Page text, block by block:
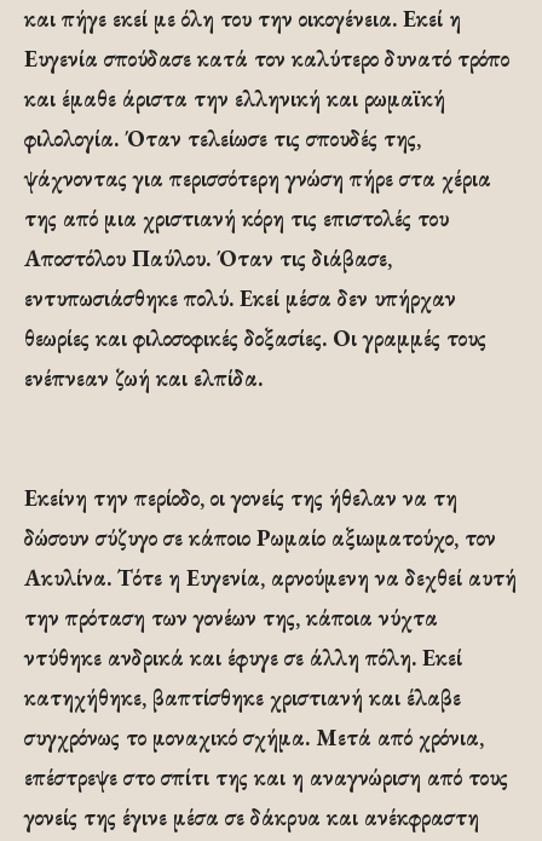
και πήγε εκεί με όλη του την οικογένεια. Εκεί η
Ευγενία σπούδασε κατά τον καλύτερο δυνατό τρόπο
και έμαθε άριστα την ελληνική και ρωμαϊκή
φιλολογία. Όταν τελείωσε τις σπουδές της,
ψάχνοντας για περισσότερη γνώση πήρε στα χέρια
της από μια χριστιανή κόρη τις επιστολές του
Αποστόλου Παύλου. Όταν τις διάβασε,
εντυπωσιάσθηκε πολύ. Εκεί μέσα δεν υπήρχαν
θεωρίες και φιλοσοφικές δοξασίες. Οι γραμμές τους
ενέπνεαν ζωή και ελπίδα.
Εκείνη την περίοδο, οι γονείς της ήθελαν να τη
δώσουν σύζυγο σε κάποιο Ρωμαίο αξιωματούχο, τον
Ακυλίνα. Τότε η Ευγενία, αρνούμενη να δεχθεί αυτή
την πρόταση των γονέων της, κάποια νύχτα
ντύθηκε ανδρικά και έφυγε σε άλλη πόλη. Εκεί
κατηχήθηκε, βαπτίσθηκε χριστιανή και έλαβε
συγχρόνως το μοναχικό σχήμα. Μετά από χρόνια,
επέστρεψε στο σπίτι της και η αναγνώριση από τους
γονείς της έγινε μέσα σε δάκρυα και ανέκφραστη